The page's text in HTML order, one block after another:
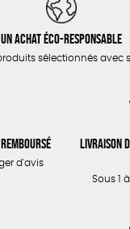
Un achat éco-responsable
sélectionnés avec
d'avis
Livraison
Sous 1